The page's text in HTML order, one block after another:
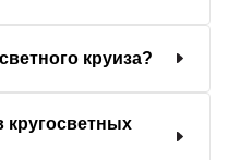
круиза?
кругосветных